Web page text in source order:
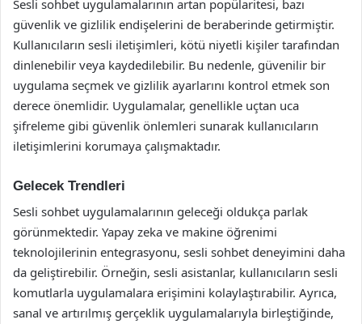
Sesli sohbet uygulamalarının artan popülaritesi, bazı
güvenlik ve gizlilik endişelerini de beraberinde getirmiştir.
Kullanıcıların sesli iletişimleri, kötü niyetli kişiler tarafından
dinlenebilir veya kaydedilebilir. Bu nedenle, güvenilir bir
uygulama seçmek ve gizlilik ayarlarını kontrol etmek son
derece önemlidir. Uygulamalar, genellikle uçtan uca
şifreleme gibi güvenlik önlemleri sunarak kullanıcıların
iletişimlerini korumaya çalışmaktadır.
Gelecek Trendleri
Sesli sohbet uygulamalarının geleceği oldukça parlak
görünmektedir. Yapay zeka ve makine öğrenimi
teknolojilerinin entegrasyonu, sesli sohbet deneyimini daha
da geliştirebilir. Örneğin, sesli asistanlar, kullanıcıların sesli
komutlarla uygulamalara erişimini kolaylaştırabilir. Ayrıca,
sanal ve artırılmış gerçeklik uygulamalarıyla birleştiğinde,